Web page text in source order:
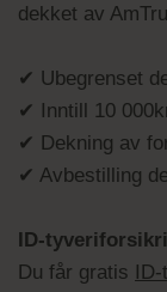
dekket av
✔ Ubegrenset
✔ Inntill 10
✔ Dekning av
✔ Avbestilling
ID-
Du får gratis